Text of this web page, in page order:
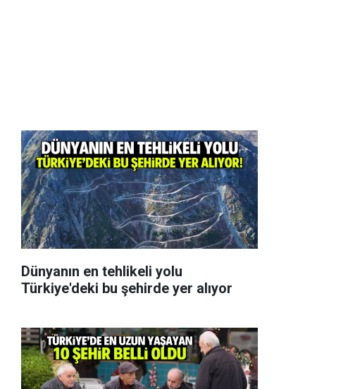
Dünyanın en tehlikeli yolu
Türkiye'deki bu şehirde yer alıyor